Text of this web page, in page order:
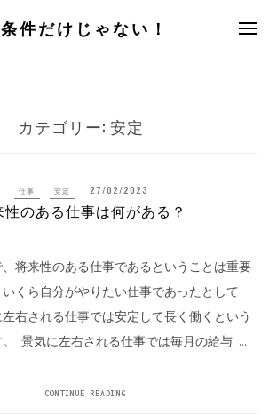
件だけじゃない！
カテゴリー: 安定
仕事 安定 27/02/2023
性のある仕事は何がある？
将来性のある仕事であるということは重要
くら自分がやりたい仕事であったとして
右される仕事では安定して長く働くという
景気に左右される仕事では毎月の給与 …
CONTINUE READING